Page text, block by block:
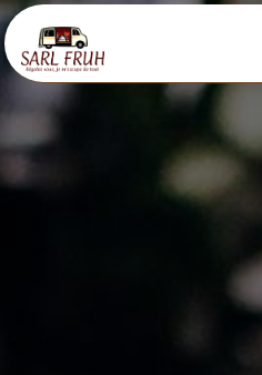
Panneau de gestion des cookies